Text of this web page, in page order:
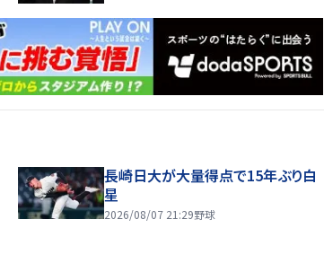
長崎日大が大量得点で15年ぶり白
星
2026/08/07 21:29野球